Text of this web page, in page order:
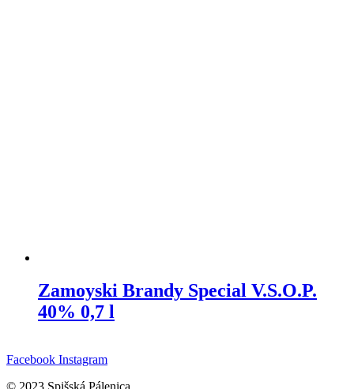
Zamoyski Brandy Special V.S.O.P.
40% 0,7 l
Facebook Instagram